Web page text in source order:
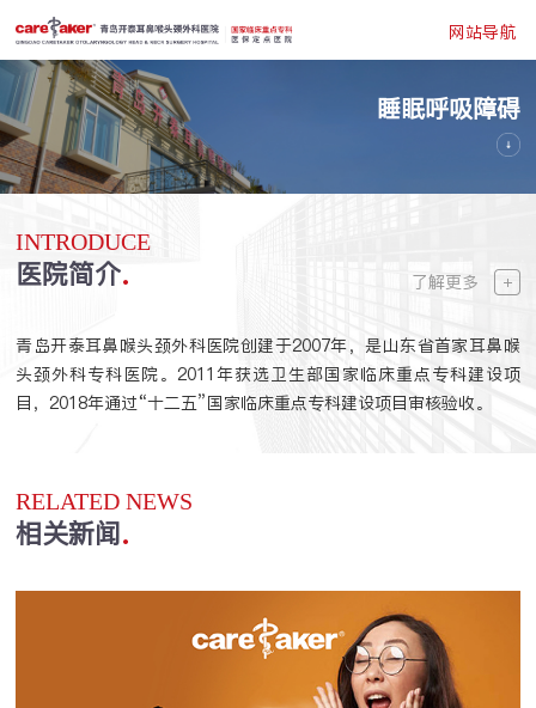
网站导航
睡眠呼吸障碍
INTRODUCE
医院简介 了解更多
青岛开泰耳鼻喉头颈外科医院创建于2007年，是山东省首家耳鼻喉
头颈外科专科医院。2011年获选卫生部国家临床重点专科建设项
目，2018年通过“十二五”国家临床重点专科建设项目审核验收。
RELATED NEWS
相关新闻